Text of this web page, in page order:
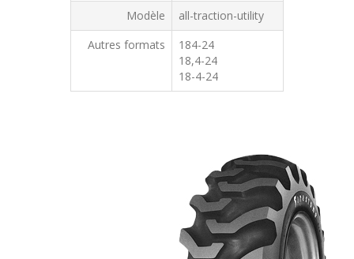
Modèle
all-traction-utility
Autres formats
184-24
18,4-24
18-4-24